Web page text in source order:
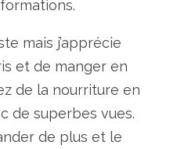
mais j’apprécie
et de manger en
de la nourriture en
de superbes vues.
de plus et le